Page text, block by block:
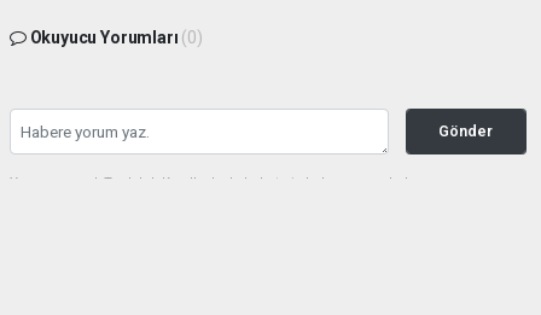
Okuyucu Yorumları (0)
Gönder
Yorum yazarak Topluluk Kuralları’nı kabul etmiş bulunuyor ve haberunye.com